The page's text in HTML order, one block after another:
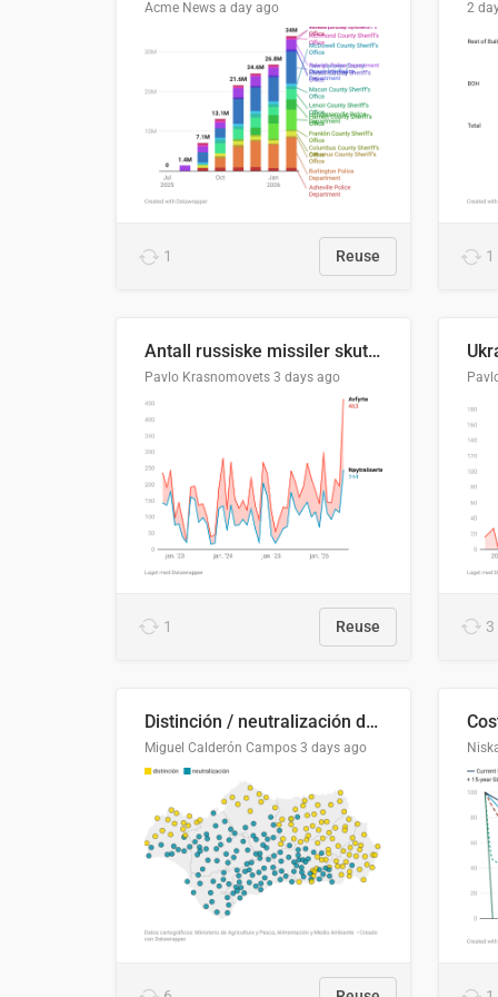
Acme News a day ago
1 Reuse
2
1
Antall russiske missiler skutt mot Ukraina og nøytralisert, per måned
Pavlo Krasnomovets 3 days ago
1 Reuse 3
Distinción / neutralización de s / θ en el ALEA
Miguel Calderón Campos 3 days ago